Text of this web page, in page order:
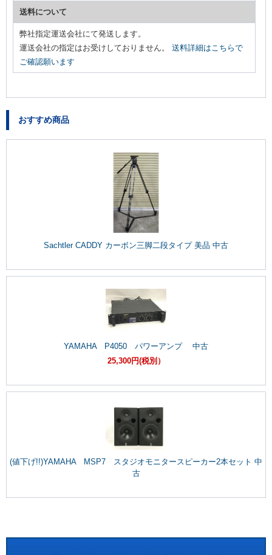
送料について
弊社指定運送会社にて発送します。
運送会社の指定はお受けしておりません。
送料詳細はこちらで
ご確認願います
おすすめ商品
Sachtler CADDY カーボン三脚二段タイプ 美品 中古
YAMAHA P4050 パワーアンプ 中古
25,300円(税別）
(値下げ!!)YAMAHA MSP7 スタジオモニタースピーカー2本セット 中
古